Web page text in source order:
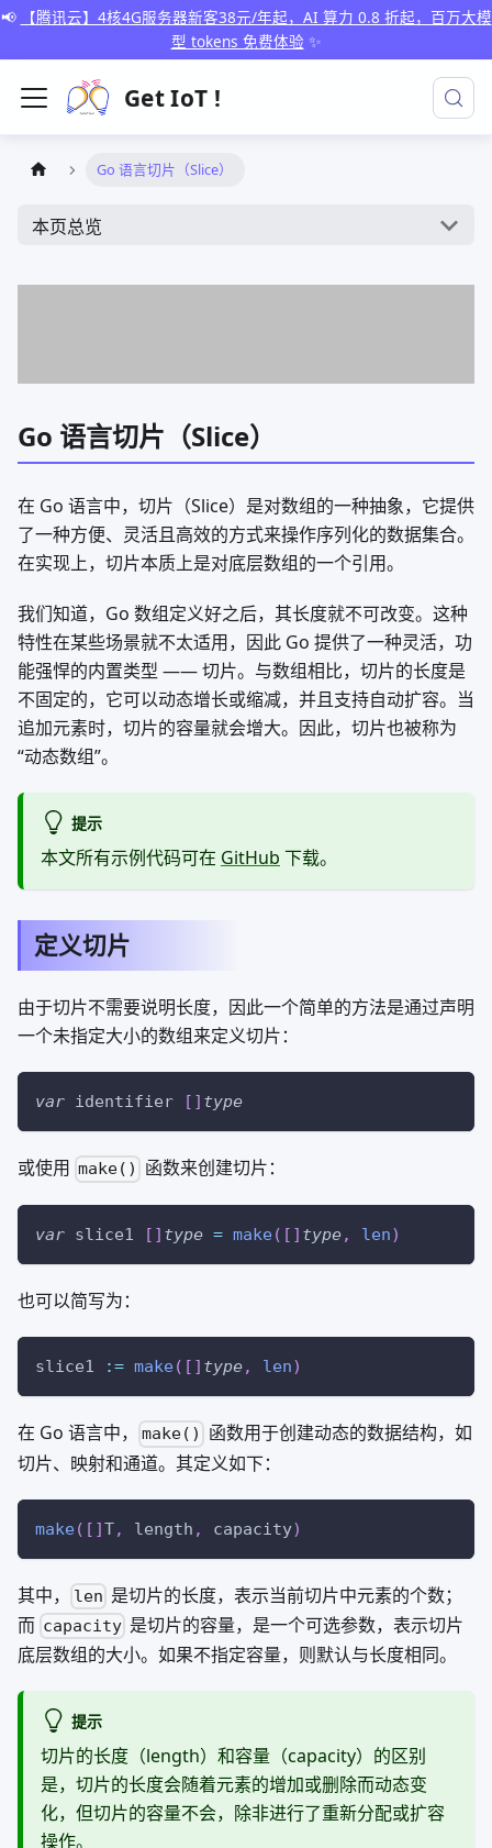
📢
【腾讯云】4核4G服务器新客38元/年起，AI 算力 0.8 折起，百万大模
型 tokens 免费体验 ✨
Get IoT !
Go 语言切片（Slice）
本页总览
Go 语言切片（Slice）
在 Go 语言中，切片（Slice）是对数组的一种抽象，它提供
了一种方便、灵活且高效的方式来操作序列化的数据集合。
在实现上，切片本质上是对底层数组的一个引用。
我们知道，Go 数组定义好之后，其长度就不可改变。这种
特性在某些场景就不太适用，因此 Go 提供了一种灵活，功
能强悍的内置类型 —— 切片。与数组相比，切片的长度是
不固定的，它可以动态增长或缩减，并且支持自动扩容。当
追加元素时，切片的容量就会增大。因此，切片也被称为
“动态数组”。
提示
本文所有示例代码可在 GitHub 下载。
定义切片
由于切片不需要说明长度，因此一个简单的方法是通过声明
一个未指定大小的数组来定义切片：
var identifier [ ] type
或使用 make() 函数来创建切片：
var slice1 [ ] type = make( [ ] type, len)
也可以简写为：
slice1 := make( [ ] type, len)
在 Go 语言中， make()
函数用于创建动态的数据结构，如
切片、映射和通道。其定义如下：
make( [ ]T, length , capacity)
其中， len 是切片的长度，表示当前切片中元素的个数；
而 capacity 是切片的容量，是一个可选参数，表示切片
底层数组的大小。如果不指定容量，则默认与长度相同。
提示
切片的长度（length）和容量（capacity）的区别
是，切片的长度会随着元素的增加或删除而动态变
化，但切片的容量不会，除非进行了重新分配或扩容
操作。